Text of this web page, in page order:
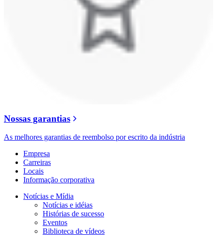
Nossas garantias
As melhores garantias de reembolso por escrito da indústria
Empresa
Carreiras
Locais
Informação corporativa
Notícias e Mídia
Notícias e idéias
Histórias de sucesso
Eventos
Biblioteca de vídeos